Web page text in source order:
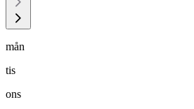
mån
tis
ons